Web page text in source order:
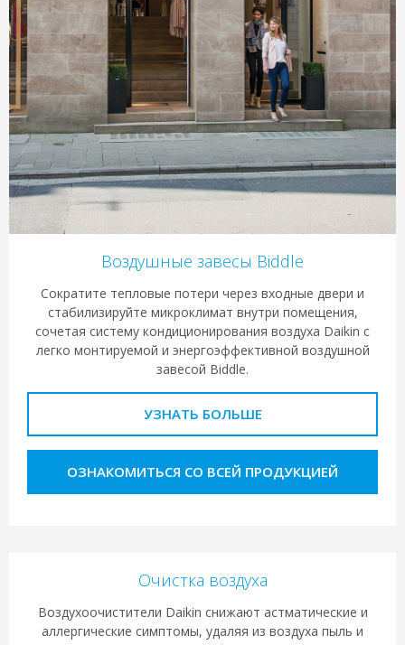
Воздушные завесы Biddle
Сократите тепловые потери через входные двери и
стабилизируйте микроклимат внутри помещения,
сочетая систему кондиционирования воздуха Daikin с
легко монтируемой и энергоэффективной воздушной
завесой Biddle.
УЗНАТЬ БОЛЬШЕ
ОЗНАКОМИТЬСЯ СО ВСЕЙ ПРОДУКЦИЕЙ
Очистка воздуха
Воздухоочистители Daikin снижают астматические и
аллергические симптомы, удаляя из воздуха пыль и